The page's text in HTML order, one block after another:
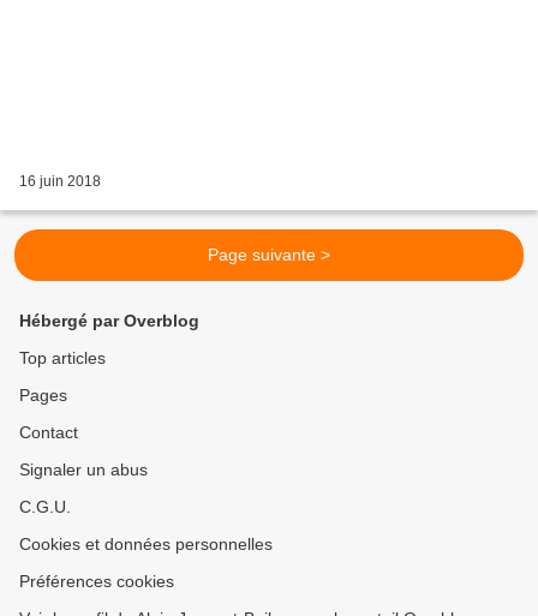
16 juin 2018
Page suivante >
Hébergé par Overblog
Top articles
Pages
Contact
Signaler un abus
C.G.U.
Cookies et données personnelles
Préférences cookies